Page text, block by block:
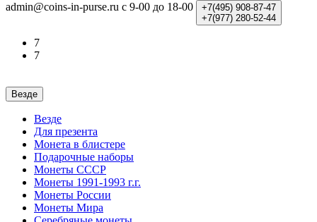
admin@coins-in-purse.ru с 9-00 до 18-00 +7(495) 908-87-47
+7(977) 280-52-44
7
7
Везде
Везде
Для презента
Монета в блистере
Подарочные наборы
Монеты СССР
Монеты 1991-1993 г.г.
Монеты России
Монеты Мира